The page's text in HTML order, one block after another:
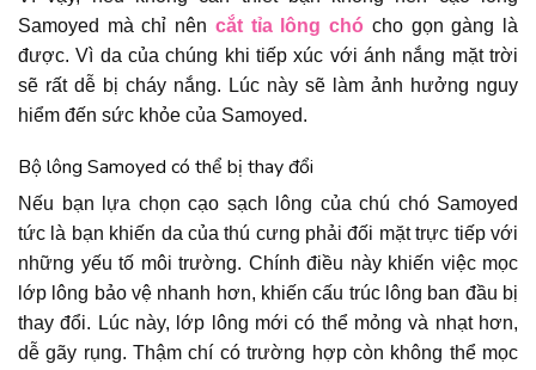
Samoyed mà chỉ nên cắt tỉa lông chó cho gọn gàng là
được. Vì da của chúng khi tiếp xúc với ánh nắng mặt trời
sẽ rất dễ bị cháy nắng. Lúc này sẽ làm ảnh hưởng nguy
hiểm đến sức khỏe của Samoyed.
Bộ lông Samoyed có thể bị thay đổi
Nếu bạn lựa chọn cạo sạch lông của chú chó Samoyed
tức là bạn khiến da của thú cưng phải đối mặt trực tiếp với
những yếu tố môi trường. Chính điều này khiến việc mọc
lớp lông bảo vệ nhanh hơn, khiến cấu trúc lông ban đầu bị
thay đổi. Lúc này, lớp lông mới có thể mỏng và nhạt hơn,
dễ gãy rụng. Thậm chí có trường hợp còn không thể mọc